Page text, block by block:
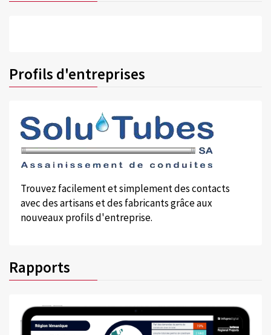
Profils d'entreprises
Trouvez facilement et simplement des contacts
avec des artisans et des fabricants grâce aux
nouveaux profils d'entreprise.
Rapports